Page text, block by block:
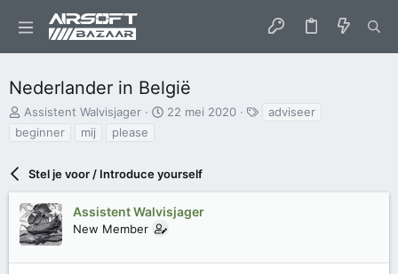
Nederlander in België
O
w
e
r
p
Assistent Walvisjager
S
t
d
22 mei 2020
adviseer
beginner
mij please
Stel je voor / Introduce yourself
Assistent Walvisjager
New Member